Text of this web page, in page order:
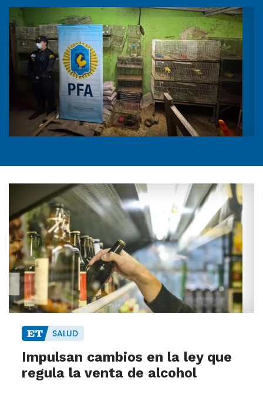
SALUD
Impulsan cambios en la ley que
regula la venta de alcohol